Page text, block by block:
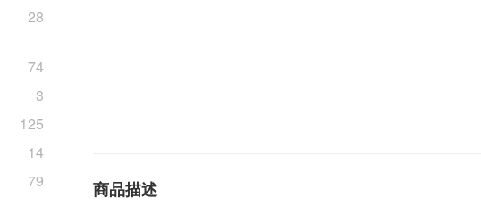
28
74
3
125
14
79 商品描述